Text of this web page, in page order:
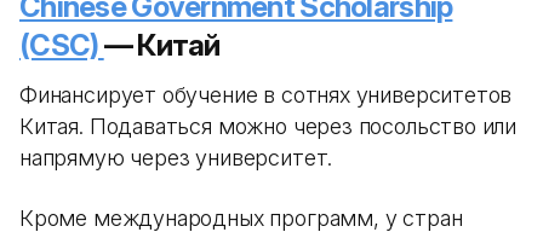
(CSC)— Китай
Финансирует обучение в сотнях университетов
Китая. Подаваться можно через посольство или
напрямую через университет.
Кроме международных программ, у стран